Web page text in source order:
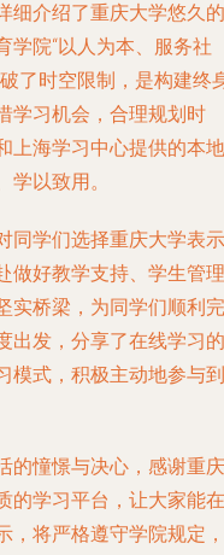
细介绍了重庆大学悠久的
学院“以人为本、服务社
了时空限制，是构建终
学习机会，合理规划时
上海学习中心提供的本地
以致用。
同学们选择重庆大学表示
做好教学支持、学生管理
实桥梁，为同学们顺利完
出发，分享了在线学习的
模式，积极主动地参与到
的憧憬与决心，感谢重庆
的学习平台，让大家能在
，将严格遵守学院规定，